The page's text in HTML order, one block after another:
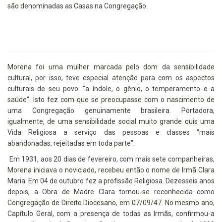
são denominadas as Casas na Congregação.
Morena foi uma mulher marcada pelo dom da sensibilidade
cultural, por isso, teve especial atenção para com os aspectos
culturais de seu povo: "a índole, o gênio, o temperamento e a
saúde". Isto fez com que se preocupasse com o nascimento de
uma Congregação genuinamente brasileira. Portadora,
igualmente, de uma sensibilidade social muito grande quis uma
Vida Religiosa a serviço das pessoas e classes "mais
abandonadas, rejeitadas em toda parte".
Em 1931, aos 20 dias de fevereiro, com mais sete companheiras,
Morena iniciava o noviciado, recebeu então o nome de Irmã Clara
Maria. Em 04 de outubro fez a profissão Religiosa. Dezesseis anos
depois, a Obra de Madre Clara tornou-se reconhecida como
Congregação de Direito Diocesano, em 07/09/47. No mesmo ano,
Capítulo Geral, com a presença de todas as Irmãs, confirmou-a